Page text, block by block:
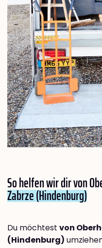
So helfen wir dir von
Zabrze (Hindenburg)
Du möchtest von
(Hindenburg)